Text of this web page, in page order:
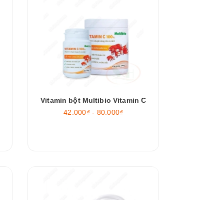
Vitamin bột Multibio Vitamin C
42.000₫ - 80.000₫